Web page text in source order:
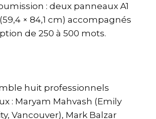
: deux panneaux A1
× 84,1 cm) accompagnés
de 250 à 500 mots.
huit professionnels
: Maryam Mahvash (Emily
Vancouver), Mark Balzar